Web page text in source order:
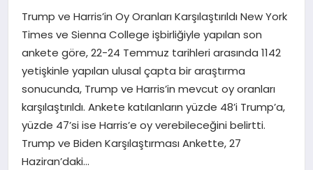
EĞITIM
TEKNOLOJI
Trump ve Harris’in Oy Oranları Karşılaştırıldı New York
Times ve Sienna College işbirliğiyle yapılan son
ankete göre, 22-24 Temmuz tarihleri arasında 1142
yetişkinle yapılan ulusal çapta bir araştırma
sonucunda, Trump ve Harris’in mevcut oy oranları
karşılaştırıldı. Ankete katılanların yüzde 48’i Trump’a,
yüzde 47’si ise Harris’e oy verebileceğini belirtti.
Trump ve Biden Karşılaştırması Ankette, 27
Haziran’daki…